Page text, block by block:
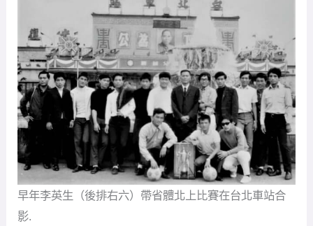
早年李英生（後排右六）帶省體北上比賽在台北車站合
影.